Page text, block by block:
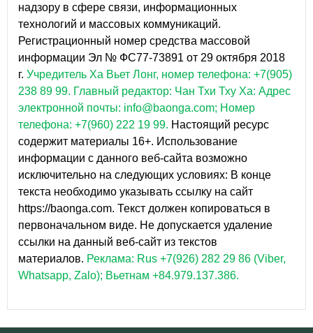
надзору в сфере связи, информационных
технологий и массовых коммуникаций.
Регистрационный номер средства массовой
информации Эл № ФС77-73891 от 29 октября 2018
г. Учредитель Ха Вьет Лонг, номер телефона: +7(905)
238 89 99. Главный редактор: Чан Тхи Тху Ха: Адрес
электронной почты: info@baonga.com; Номер
телефона: +7(960) 222 19 99. Настоящий ресурс
содержит материалы 16+. Использование
информации с данного веб-сайта возможно
исключительно на следующих условиях: В конце
текста необходимо указывать ссылку на сайт
https://baonga.com. Текст должен копироваться в
первоначальном виде. Не допускается удаление
ссылки на данный веб-сайт из текстов
материалов. Реклама: Rus +7(926) 282 29 86 (Viber,
Whatsapp, Zalo); Вьетнам +84.979.137.386.